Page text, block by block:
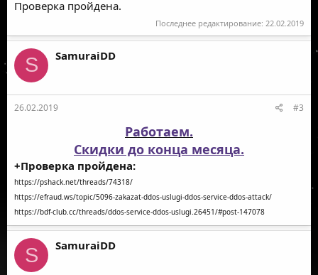
Проверка пройдена.
Последнее редактирование: 22.02.2019
S SamuraiDD
26.02.2019 #3
Работаем.
Скидки до конца месяца.
+Проверка пройдена:
https://pshack.net/threads/74318/
https://efraud.ws/topic/5096-zakazat-ddos-uslugi-ddos-service-ddos-attack/
https://bdf-club.cc/threads/ddos-service-ddos-uslugi.26451/#post-147078
S SamuraiDD